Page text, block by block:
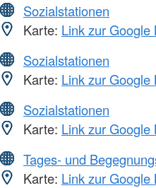
Sozialstationen
Karte: Link zur Google
Sozialstationen
Karte: Link zur Google
Sozialstationen
Karte: Link zur Google
Tages- und
Karte: Link zur Google